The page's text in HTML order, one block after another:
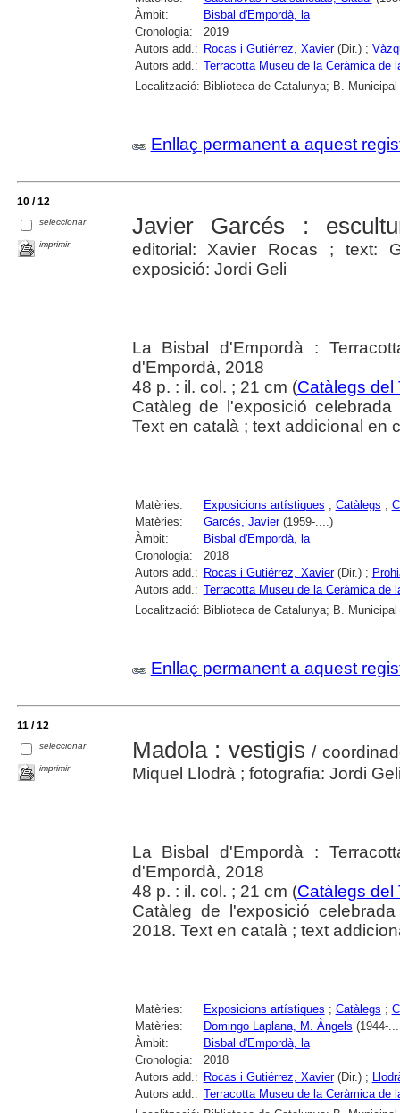
Àmbit:
Bisbal d'Empordà, la
Cronologia:
2019
Autors add.: Rocas i Gutiérrez, Xavier(Dir.) ;
Autors add.: Terracotta Museu de la Ceràmica de
Localització: Biblioteca de Catalunya; B.
Enllaç permanent a aquest
10 / 12
seleccionar
imprimir
Javier Garcés :
editorial: Xavier Rocas ; text:
exposició: Jordi Geli
La Bisbal d'Empordà :
d'Empordà, 2018
48 p. : il. col. ; 21 cm (Catàlegs del
Catàleg de l'exposició
Text en català ; text addicional en
Matèries: Exposicions artístiques ; Catàlegs ;
Matèries:
Garcés, Javier(1959-....)
Àmbit:
Bisbal d'Empordà, la
Cronologia:
2018
Autors add.: Rocas i Gutiérrez, Xavier(Dir.) ;
Autors add.: Terracotta Museu de la Ceràmica de
Localització: Biblioteca de Catalunya; B.
Enllaç permanent a aquest
11 / 12
seleccionar
imprimir
Madola : vestigis /
Miquel Llodrà ; fotografia: Jordi
La Bisbal d'Empordà :
d'Empordà, 2018
48 p. : il. col. ; 21 cm (Catàlegs del
Catàleg de l'exposició
2018. Text en català ; text
Matèries: Exposicions artístiques ; Catàlegs ;
Matèries:
Domingo Laplana, M. Àngels (1944-
Àmbit:
Bisbal d'Empordà, la
Cronologia:
2018
Autors add.: Rocas i Gutiérrez, Xavier(Dir.) ;
Autors add.: Terracotta Museu de la Ceràmica de